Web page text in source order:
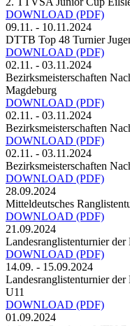
DOWNLOAD (PDF)
09.11. - 10.11.2024
DTTB Top 48 Turnier
DOWNLOAD (PDF)
02.11. - 03.11.2024
Bezirksmeisterschaften
Magdeburg
DOWNLOAD (PDF)
02.11. - 03.11.2024
Bezirksmeisterschaften
DOWNLOAD (PDF)
02.11. - 03.11.2024
Bezirksmeisterschaften
DOWNLOAD (PDF)
28.09.2024
Mitteldeutsches
DOWNLOAD (PDF)
21.09.2024
Landesranglistenturnier
DOWNLOAD (PDF)
14.09. - 15.09.2024
Landesranglistenturnier
U11
DOWNLOAD (PDF)
01.09.2024